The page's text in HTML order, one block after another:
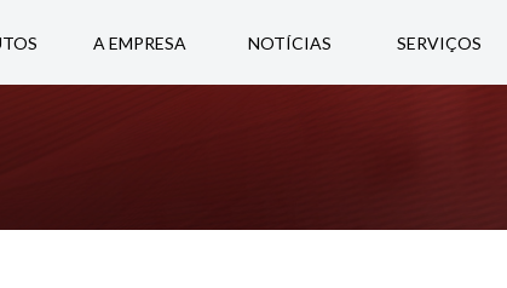
A EMPRESA NOTÍCIAS SERVIÇOS